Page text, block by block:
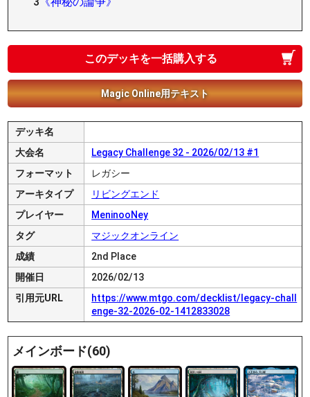
このデッキを一括購入する
Magic Online用テキスト
デッキ名
大会名
Legacy Challenge 32 - 2026/02/13 #1
フォーマット
レガシー
アーキタイプ
リビングエンド
プレイヤー
MeninooNey
タグ
マジックオンライン
成績
2nd Place
開催日
2026/02/13
引用元URL
https://www.mtgo.com/decklist/legacy-chall
enge-32-2026-02-1412833028
メインボード(60)